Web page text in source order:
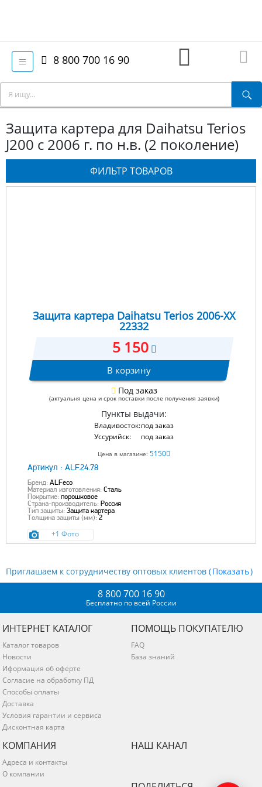
8 800 700 16 90
Защита картера для Daihatsu Terios
J200 с 2006 г. по н.в. (2 поколение)
ФИЛЬТР ТОВАРОВ
Защита картера Daihatsu Terios 2006-XX
22332
5 150
В корзину
Под заказ
(актуальня цена и срок поставки после получения заявки)
Пункты выдачи:
Владивосток:под заказ
Уссурийск:
под заказ
Цена в магазине: 5150
Артикул : ALF.24.78
Бренд: ALFeco
Материал изготовления: Сталь
Покрытие: порошковое
Страна-производитель: Россия
Тип защиты: Защита картера
Толщина защиты (мм): 2
+1 Фото
Приглашаем к сотрудничеству оптовых клиентов ( )
8 800 700 16 90
Бесплатно по всей России
ИНТЕРНЕТ КАТАЛОГ
Каталог товаров
Новости
Иформация об оферте
Согласие на обработку ПД
Способы оплаты
Доставка
Условия гарантии и сервиса
Дисконтная карта
ПОМОЩЬ ПОКУПАТЕЛЮ
FAQ
База знаний
КОМПАНИЯ
Адреса и контакты
О компании
НАШ КАНАЛ